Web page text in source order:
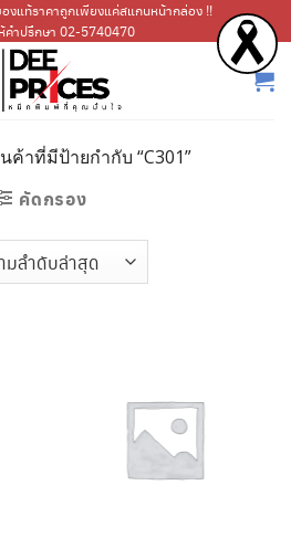
งแท้ราคาถูกเพียงแค่สแกนหน้ากล่อง !!
ห้คำปรึกษา 02-5740470
ค้าที่มีป้ายกำกับ “C301”
คัดกรอง